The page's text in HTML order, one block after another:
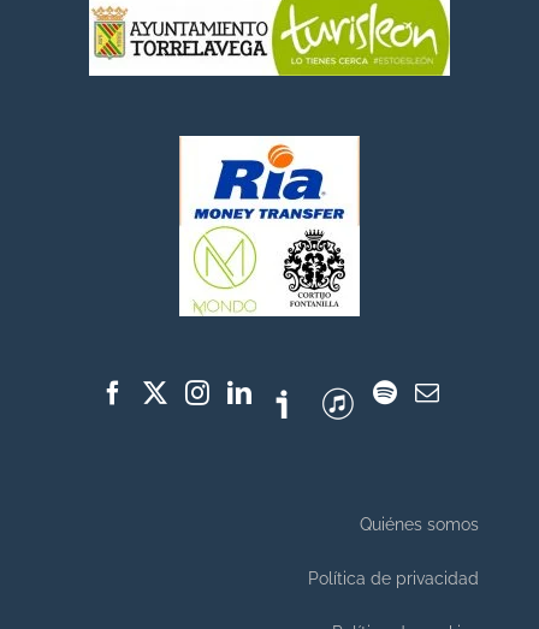
Quiénes somos
Política de privacidad